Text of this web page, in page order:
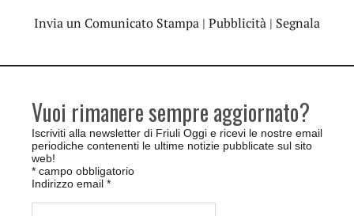
Invia un Comunicato Stampa | Pubblicità | Segnala
Vuoi rimanere sempre aggiornato?
Iscriviti alla newsletter di Friuli Oggi e ricevi le nostre email
periodiche contenenti le ultime notizie pubblicate sul sito
web!
* campo obbligatorio
Indirizzo email *